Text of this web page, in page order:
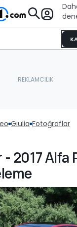
Giulia Fotoğraflar
2017 Alfa